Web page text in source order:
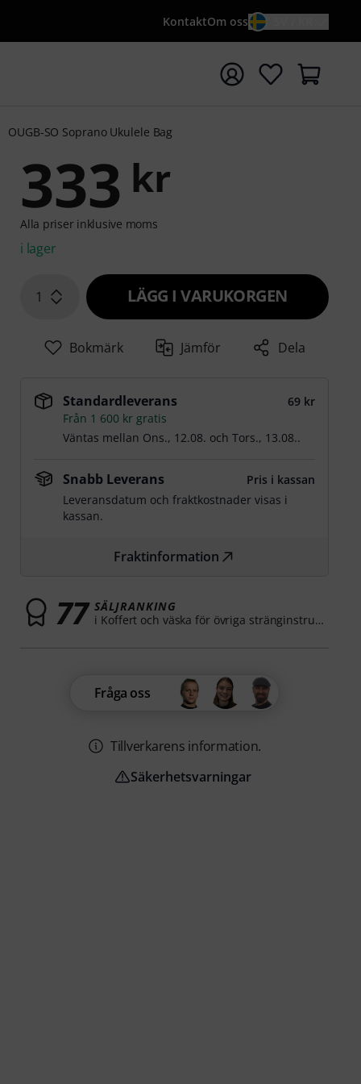
KontaktOm oss
sökningen med söktermen {searchTerm}
OUGB-SO Soprano Ukulele Bag
333 kr
Alla priser inklusive moms
i lager
1 LÄGG I VARUKORGEN
Bokmärk Jämför Dela
Standardleverans
69 kr
Från 1 600 kr gratis
Väntas mellan Ons., 12.08. ochTors., 13.08..
Snabb Leverans
Pris i kassan
Leveransdatum och fraktkostnader visas i
kassan.
Fraktinformation
77 SÄLJRANKING
i Koffert och väska för övriga stränginstrument
Fråga oss
Tillverkarens information.
Säkerhetsvarningar